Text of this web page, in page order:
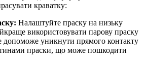
краватку:
Налаштуйте праску на низьку
використовувати парову праску
допоможе уникнути прямого контакту
праски, що може пошкодити